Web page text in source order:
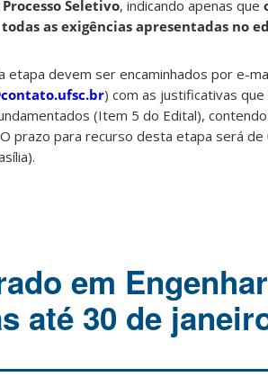
Seletivo, indicando apenas que
as exigências apresentadas no
etapa devem ser encaminhados por e-
) com as justificativas
(Item 5 do Edital),
O prazo para recurso desta etapa será de
em
até 30 de